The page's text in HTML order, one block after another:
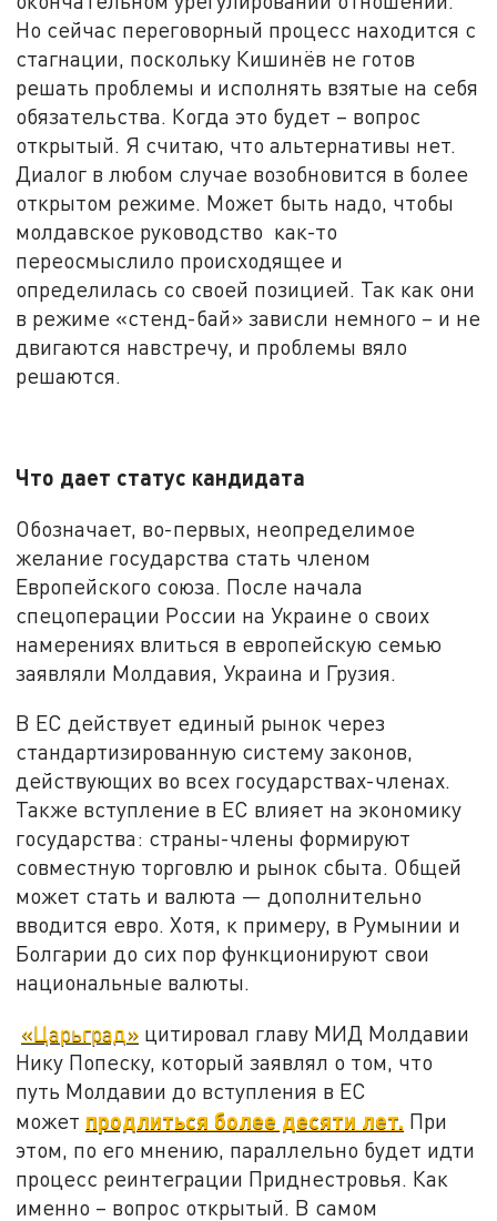
Но сейчас переговорный процесс находится с
стагнации, поскольку Кишинёв не готов
решать проблемы и исполнять взятые на себя
обязательства. Когда это будет – вопрос
открытый. Я считаю, что альтернативы нет.
Диалог в любом случае возобновится в более
открытом режиме. Может быть надо, чтобы
молдавское руководство как-то
переосмыслило происходящее и
определилась со своей позицией. Так как они
в режиме «стенд-бай» зависли немного – и не
двигаются навстречу, и проблемы вяло
решаются.
Что дает статус кандидата
Обозначает, во-первых, неопределимое
желание государства стать членом
Европейского союза. После начала
спецоперации России на Украине о своих
намерениях влиться в европейскую семью
заявляли Молдавия, Украина и Грузия.
В ЕС действует единый рынок через
стандартизированную систему законов,
действующих во всех государствах-членах.
Также вступление в ЕС влияет на экономику
государства: страны-члены формируют
совместную торговлю и рынок сбыта. Общей
может стать и валюта — дополнительно
вводится евро. Хотя, к примеру, в Румынии и
Болгарии до сих пор функционируют свои
национальные валюты.
«Царьград» цитировал главу МИД Молдавии
Нику Попеску, который заявлял о том, что
путь Молдавии до вступления в ЕС
может продлиться более десяти лет. При
этом, по его мнению, параллельно будет идти
процесс реинтеграции Приднестровья. Как
именно – вопрос открытый. В самом